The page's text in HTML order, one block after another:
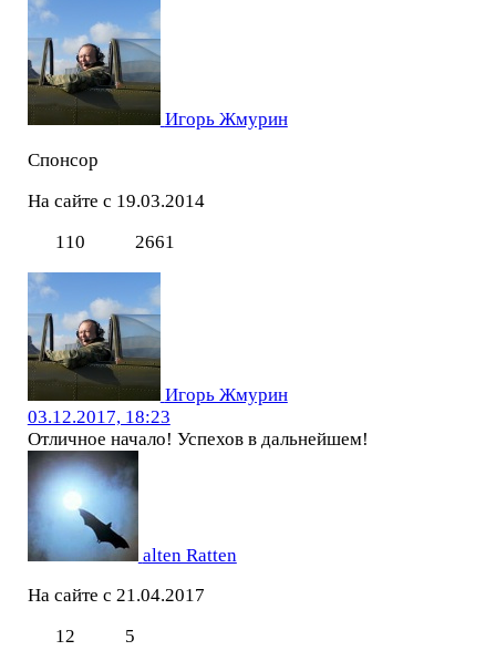
Игорь Жмурин
Спонсор
На сайте с 19.03.2014
110
2661
Игорь Жмурин
03.12.2017, 18:23
Отличное начало! Успехов в дальнейшем!
alten Ratten
На сайте с 21.04.2017
12
5